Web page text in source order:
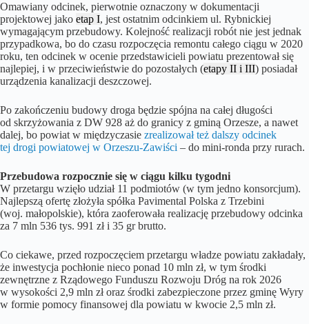
Omawiany odcinek, pierwotnie oznaczony w dokumentacji
projektowej jako etap I, jest ostatnim odcinkiem ul. Rybnickiej
wymagającym przebudowy. Kolejność realizacji robót nie jest jednak
przypadkowa, bo do czasu rozpoczęcia remontu całego ciągu w 2020
roku, ten odcinek w ocenie przedstawicieli powiatu prezentował się
najlepiej, i w przeciwieństwie do pozostałych (etapy II i III) posiadał
urządzenia kanalizacji deszczowej.
Po zakończeniu budowy droga będzie spójna na całej długości
od skrzyżowania z DW 928 aż do granicy z gminą Orzesze, a nawet
dalej, bo powiat w międzyczasie zrealizował też dalszy odcinek
tej drogi powiatowej w Orzeszu-Zawiści – do mini-ronda przy rurach.
Przebudowa rozpocznie się w ciągu kilku tygodni
W przetargu wzięło udział 11 podmiotów (w tym jedno konsorcjum).
Najlepszą ofertę złożyła spółka Pavimental Polska z Trzebini
(woj. małopolskie), która zaoferowała realizację przebudowy odcinka
za 7 mln 536 tys. 991 zł i 35 gr brutto.
Co ciekawe, przed rozpoczęciem przetargu władze powiatu zakładały,
że inwestycja pochłonie nieco ponad 10 mln zł, w tym środki
zewnętrzne z Rządowego Funduszu Rozwoju Dróg na rok 2026
w wysokości 2,9 mln zł oraz środki zabezpieczone przez gminę Wyry
w formie pomocy finansowej dla powiatu w kwocie 2,5 mln zł.